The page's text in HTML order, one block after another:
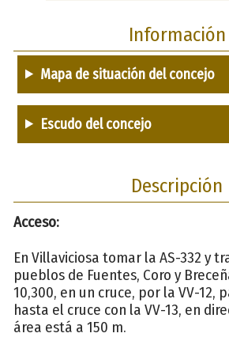
Información
Mapa de situación del concejo
Escudo del concejo
Descripción
Acceso:
En Villaviciosa tomar la AS-332 y
pueblos de Fuentes, Coro y
10,300, en un cruce, por la VV-12,
hasta el cruce con la VV-13, en
área está a 150 m.